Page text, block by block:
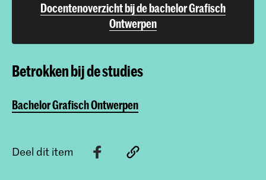
Docentenoverzicht bij de bachelor Grafisch
Ontwerpen
Betrokken bij de studies
Bachelor Grafisch Ontwerpen
Deel dit item